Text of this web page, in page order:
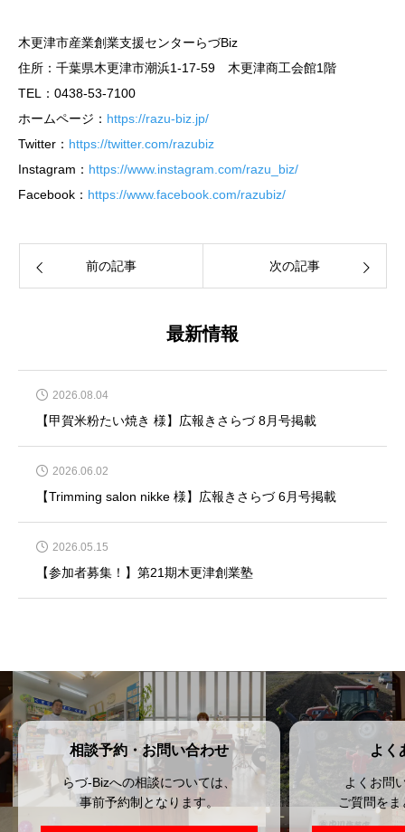
木更津市産業創業支援センターらづBiz
住所：千葉県木更津市潮浜1-17-59 木更津商工会館1階
TEL：0438-53-7100
ホームページ： https://razu-biz.jp/
Twitter： https://twitter.com/razubiz
Instagram： https://www.instagram.com/razu_biz/
Facebook： https://www.facebook.com/razubiz/
前の記事 次の記事
最新情報
2026.08.04
【甲賀米粉たい焼き 様】広報きさらづ 8月号掲載
2026.06.02
【Trimming salon nikke 様】広報きさらづ 6月号掲載
2026.05.15
【参加者募集！】第21期木更津創業塾
相談予約・お問い合わせ
らづ-Bizへの相談については、
事前予約制となります。
よく
よくお問
ご質問を